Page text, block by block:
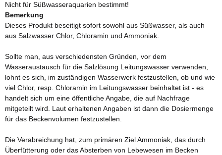
Nicht für Süßwasseraquarien bestimmt!
Bemerkung
Dieses Produkt beseitigt sofort sowohl aus Süßwasser, als auch
aus Salzwasser Chlor, Chloramin und Ammoniak.
Sollte man, aus verschiedensten Gründen, vor dem
Wasseraustausch für die Salzlösung Leitungswasser verwenden,
lohnt es sich, im zuständigen Wasserwerk festzustellen, ob und wie
viel Chlor, resp. Chloramin im Leitungswasser beinhaltet ist - es
handelt sich um eine öffentliche Angabe, die auf Nachfrage
mitgeteilt wird. Laut erhaltenen Angaben ist dann die Dosiermenge
für das Beckenvolumen festzustellen.
Die Verabreichung hat, zum primären Ziel Ammoniak, das durch
Überfütterung oder das Absterben von Lebewesen im Becken